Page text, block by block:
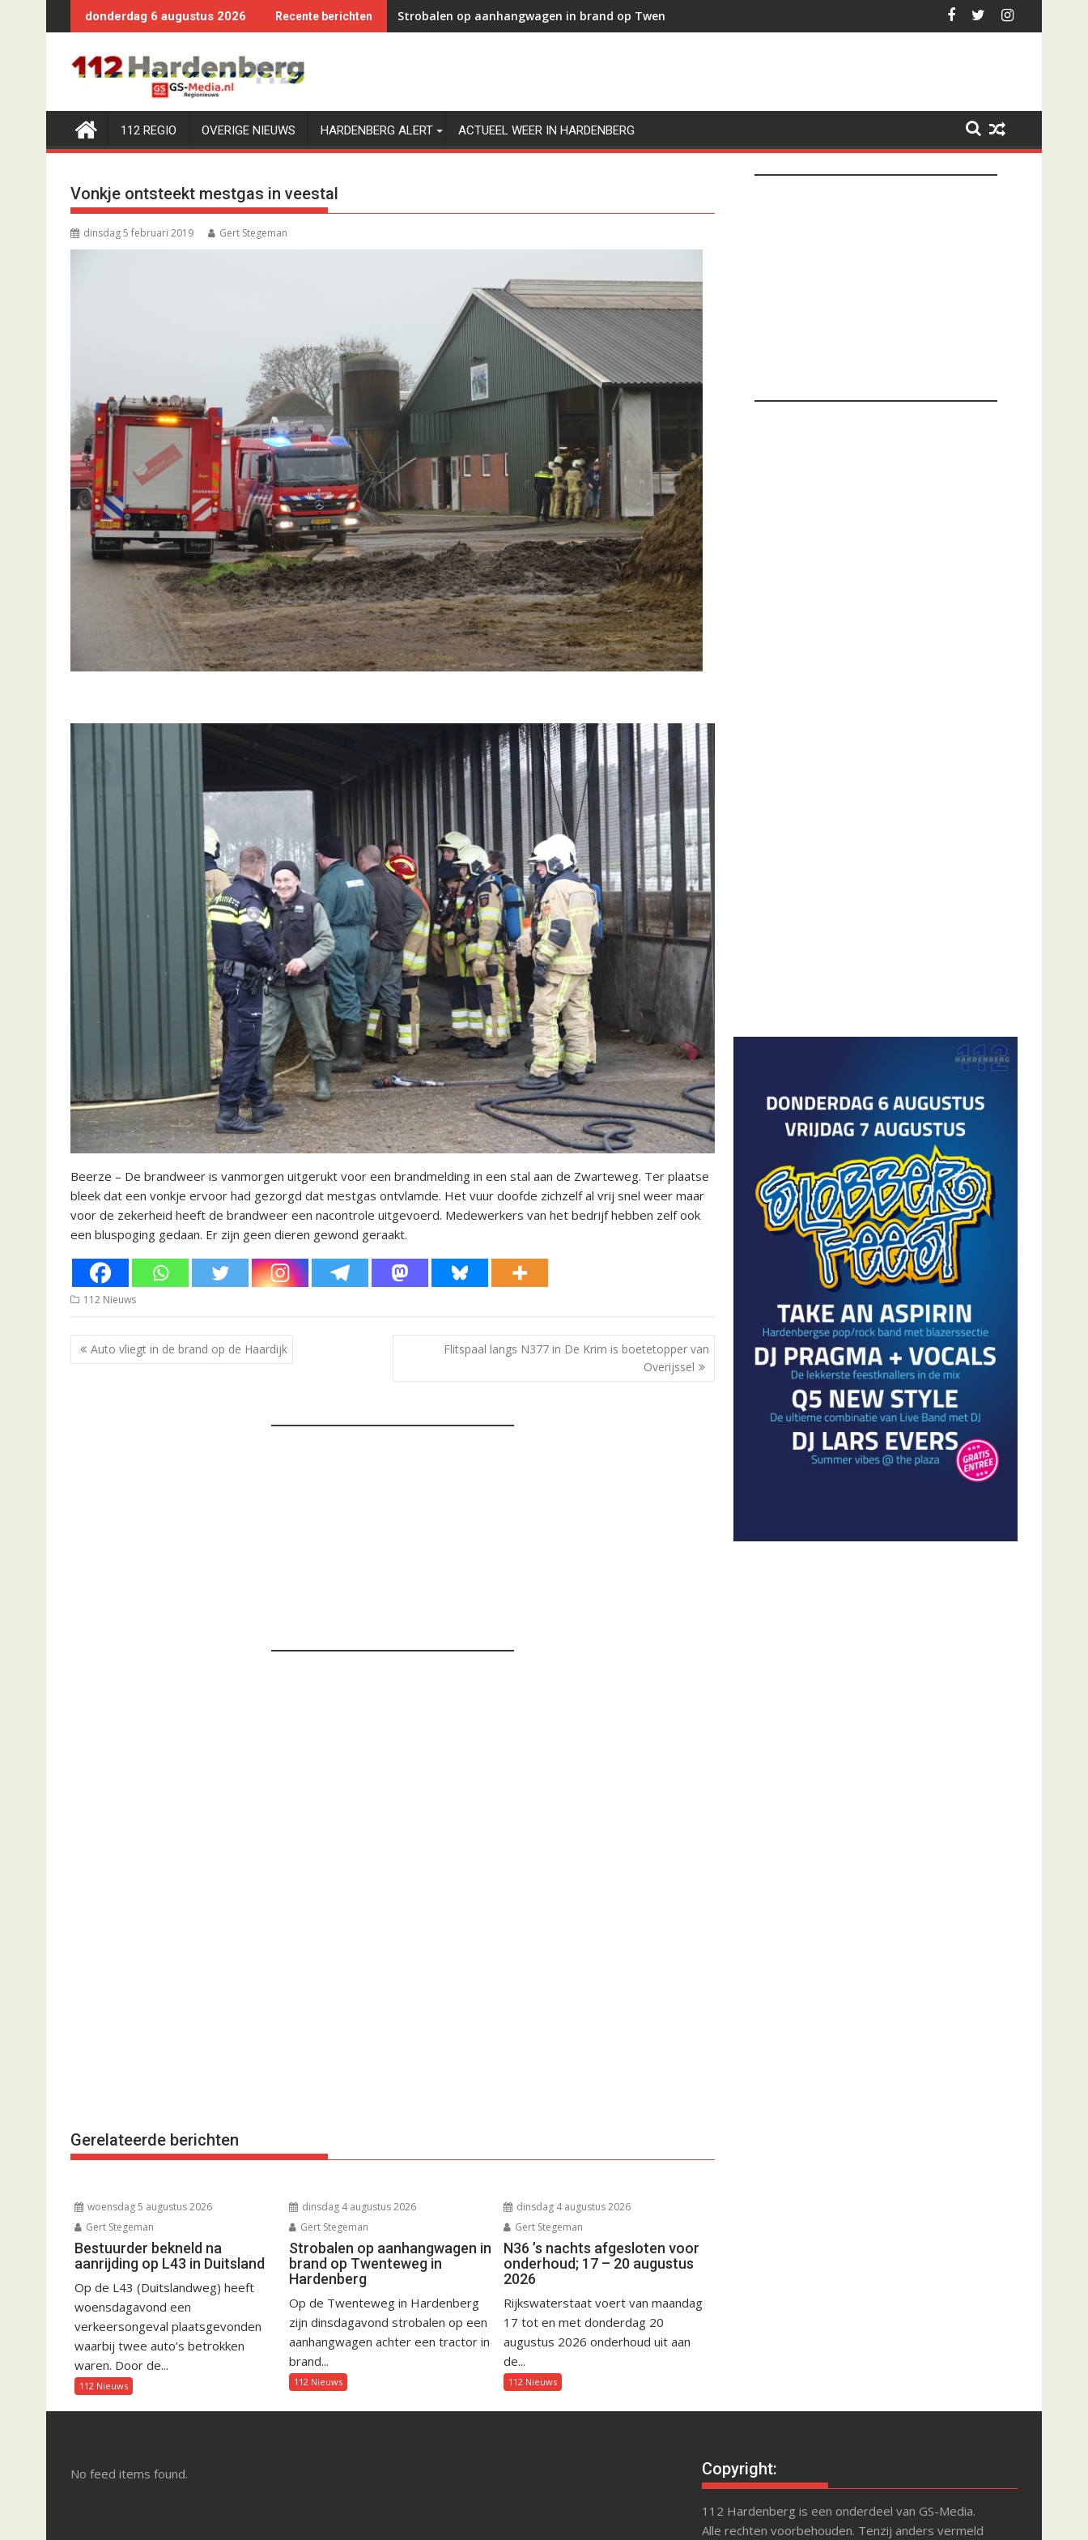
naar
inhoud
donderdag 6 augustus 2026 Recente berichten Strobalen op aanhangwagen in brand op Twenteweg in Hardenberg
112 REGIO OVERIGE NIEUWS HARDENBERG ALERT ACTUEEL WEER IN HARDENBERG
Vonkje ontsteekt mestgas in veestal
dinsdag 5 februari 2019 Gert Stegeman
Beerze – De brandweer is vanmorgen uitgerukt voor een brandmelding in een stal aan de Zwarteweg. Ter plaatse
bleek dat een vonkje ervoor had gezorgd dat mestgas ontvlamde. Het vuur doofde zichzelf al vrij snel weer maar
voor de zekerheid heeft de brandweer een nacontrole uitgevoerd. Medewerkers van het bedrijf hebben zelf ook
een bluspoging gedaan. Er zijn geen dieren gewond geraakt.
112 Nieuws
Bericht
navigatie
Auto vliegt in de brand op de Haardijk
Flitspaal langs N377 in De Krim is boetetopper van
Overijssel
Gerelateerde berichten
woensdag 5 augustus 2026
Gert Stegeman
Bestuurder bekneld na
aanrijding op L43 in Duitsland
Op de L43 (Duitslandweg) heeft
woensdagavond een
verkeersongeval plaatsgevonden
waarbij twee auto’s betrokken
waren. Door de...
112 Nieuws
dinsdag 4 augustus 2026
Gert Stegeman
Strobalen op aanhangwagen in
brand op Twenteweg in
Hardenberg
Op de Twenteweg in Hardenberg
zijn dinsdagavond strobalen op een
aanhangwagen achter een tractor in
brand...
112 Nieuws
dinsdag 4 augustus 2026
Gert Stegeman
N36 ’s nachts afgesloten voor
onderhoud; 17 – 20 augustus
2026
Rijkswaterstaat voert van maandag
17 tot en met donderdag 20
augustus 2026 onderhoud uit aan
de...
112 Nieuws
No feed items found. Copyright:
112 Hardenberg is een onderdeel van GS-Media.
Alle rechten voorbehouden. Tenzij anders vermeld